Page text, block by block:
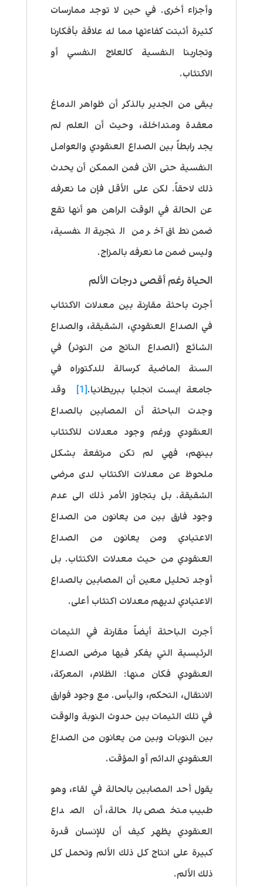
وأجزاء أخرى. في حين لا توجد ممارسات
كثيرة أثبتت كفاءتها مما له علاقة بأفكارنا
وتجاربنا النفسية كالعلاج النفسي أو
الاكتئاب.
يبقى من الجدير بالذكر أن ظواهر الدماغ
معقدة ومتداخلة، وحيث أن العلم لم
يجد رابطاً بين الصداع العنقودي والعوامل
النفسية حتى الآن فمن الممكن أن يحدث
ذلك لاحقاً. لكن على الأقل فإن ما نعرفه
عن الحالة في الوقت الراهن هو أنها تقع
ضمن نطاق آخر من التجربة النفسية،
وليس ضمن ما نعرفه بالمزاج.
الحياة رغم أقصى درجات الألم
أجرت باحثة مقارنة بين معدلات الاكتئاب
في الصداع العنقودي، الشقيقة، والصداع
الشائع (الصداع الناتج من التوتر) في
السنة الماضية كرسالة للدكتوراه في
جامعة ايست انجليا ببريطانيا.[1]
وقد
وجدت الباحثة أن المصابين بالصداع
العنقودي ورغم وجود معدلات للاكتئاب
بينهم، فهي لم تكن مرتفعة بشكل
ملحوظ عن معدلات الاكتئاب لدى مرضى
الشقيقة. بل يتجاوز الأمر ذلك الى عدم
وجود فارق بين من يعانون من الصداع
الاعتيادي ومن يعانون من الصداع
العنقودي من حيث معدلات الاكتئاب. بل
أوجد تحليل معين أن المصابين بالصداع
الاعتيادي لديهم معدلات اكتئاب أعلى.
أجرت الباحثة أيضاً مقارنة في الثيمات
الرئيسية التي يفكر فيها مرضى الصداع
العنقودي فكان منها: الظلام، المعركة،
الانتقال، التحكم، واليأس. مع وجود فوارق
في تلك الثيمات بين حدوث النوبة والوقت
بين النوبات وبين من يعانون من الصداع
العنقودي الدائم أو المؤقت.
يقول أحد المصابين بالحالة في لقاء، وهو
طبيب متخصص بالحالة، أن الصداع
العنقودي يظهر كيف أن للإنسان قدرة
كبيرة على انتاج كل ذلك الألم وتحمل كل
ذلك الألم.